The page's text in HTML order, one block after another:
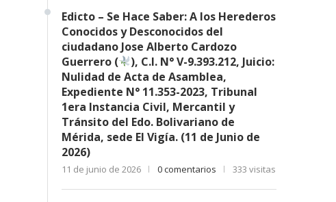
Edicto – Se Hace Saber: A los Herederos
Conocidos y Desconocidos del
ciudadano Jose Alberto Cardozo
Guerrero (
), C.I. N° V-9.393.212, Juicio:
Nulidad de Acta de Asamblea,
Expediente N° 11.353-2023, Tribunal
1era Instancia Civil, Mercantil y
Tránsito del Edo. Bolivariano de
Mérida, sede El Vigía. (11 de Junio de
2026)
11 de junio de 2026 0 comentarios 333 visitas